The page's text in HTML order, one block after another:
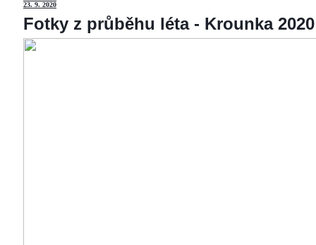
23. 9. 2020
Fotky z průběhu léta - Krounka